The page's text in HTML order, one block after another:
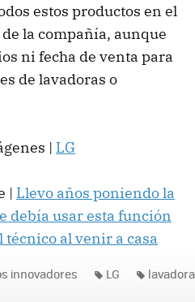
estos productos en el
la compañía, aunque
ni fecha de venta para
de lavadoras o
| LG
| Llevo años poniendo la
debía usar esta función
técnico al venir a casa
innovadores LG